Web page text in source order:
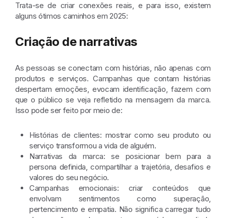
Trata-se de criar conexões reais, e para isso, existem
alguns ótimos caminhos em 2025:
Criação de narrativas
As pessoas se conectam com histórias, não apenas com
produtos e serviços. Campanhas que contam histórias
despertam emoções, evocam identificação, fazem com
que o público se veja refletido na mensagem da marca.
Isso pode ser feito por meio de:
Histórias de clientes: mostrar como seu produto ou
serviço transformou a vida de alguém.
Narrativas da marca: se posicionar bem para a
persona definida, compartilhar a trajetória, desafios e
valores do seu negócio.
Campanhas emocionais: criar conteúdos que
envolvam sentimentos como superação,
pertencimento e empatia. Não significa carregar tudo